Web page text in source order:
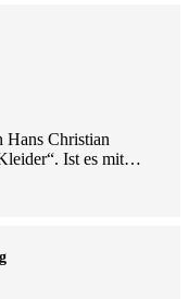
Hans Christian
Ist es mit…